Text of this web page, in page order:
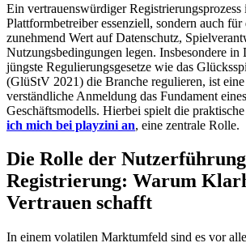
Ein vertrauenswürdiger
Plattformbetreiber essenziell, sondern auch für
zunehmend Wert auf Datenschutz,
Nutzungsbedingungen legen. Insbesondere in
jüngste Regulierungsgesetze wie das
(GlüStV 2021) die Branche regulieren, ist
verständliche Anmeldung das Fundament
Geschäftsmodells. Hierbei spielt die praktische
ich mich bei playzini an, eine zentrale Rolle.
Die Rolle der
Registrierung: Warum
Vertrauen schafft
In einem volatilen Marktumfeld sind es vor